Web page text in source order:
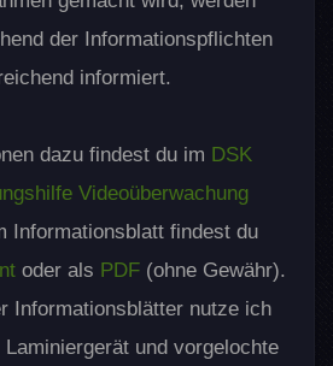
der Informationspflichten
informiert.
dazu findest du im DSK
Videoüberwachung
Informationsblatt findest du
oder als PDF (ohne Gewähr).
Informationsblätter nutze ich
und vorgelochte